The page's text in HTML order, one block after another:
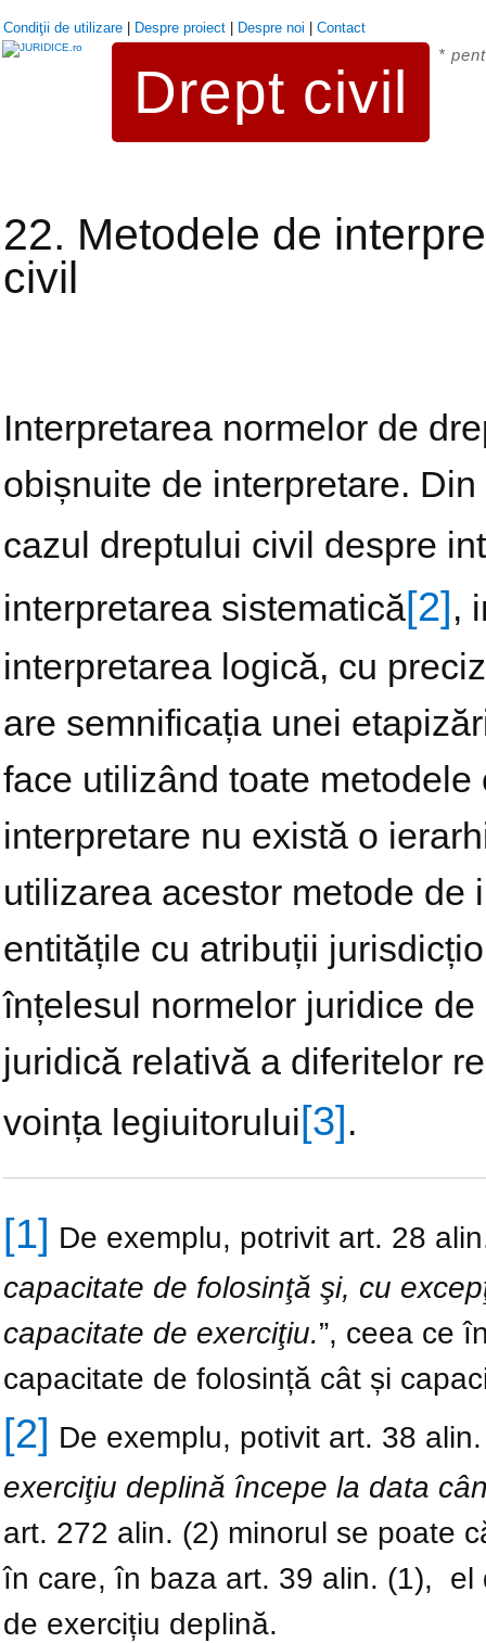
Condiţii de utilizare| Despre proiect| Despre noi Contact
Drept civil
*
22. Metodele de
civil
Interpretarea normelor de
obișnuite de interpretare.
cazul dreptului civil despre
interpretarea sistematică[2] ,
interpretarea logică, cu
are semnificația unei
face utilizând toate
interpretare nu există o
utilizarea acestor metode de
entitățile cu atribuții
înțelesul normelor juridice
juridică relativă a diferitelor
voința legiuitorului [3] .
[1] De exemplu, potrivit art. 28
capacitate de folosinţă şi, cu
capacitate de exerciţiu.”, ceea ce
capacitate de folosință cât și
[2] De exemplu, potivit art. 38
exerciţiu deplină începe la data
art. 272 alin. (2) minorul se poate
în care, în baza art. 39 alin. (1), el
de exercițiu deplină.